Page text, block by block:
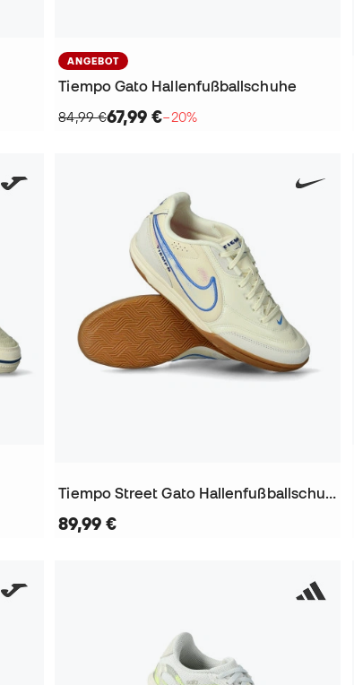
ANGEBOT
Tiempo Gato Hallenfußballschuhe
84,99 €67,99 €−20%
Tiempo Street Gato Hallenfußballschuhe
89,99 €